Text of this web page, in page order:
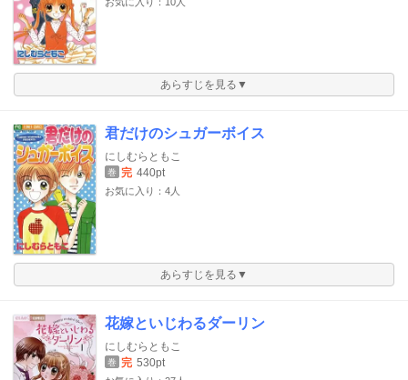
あらすじを見る▼
君だけのシュガーボイス
にしむらともこ
巻 完 440pt
お気に入り：4人
あらすじを見る▼
花嫁といじわるダーリン
にしむらともこ
巻 完 530pt